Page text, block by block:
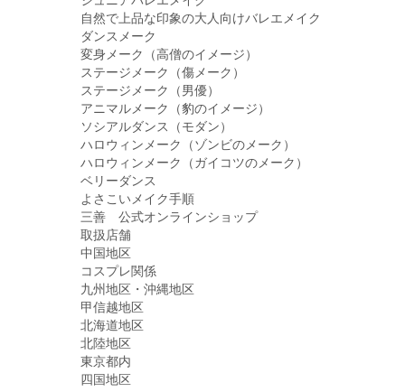
自然で上品な印象の大人向けバレエメイク
ダンスメーク
変身メーク（高僧のイメージ）
ステージメーク（傷メーク）
ステージメーク（男優）
アニマルメーク（豹のイメージ）
ソシアルダンス（モダン）
ハロウィンメーク（ゾンビのメーク）
ハロウィンメーク（ガイコツのメーク）
ベリーダンス
よさこいメイク手順
三善 公式オンラインショップ
取扱店舗
中国地区
コスプレ関係
九州地区・沖縄地区
甲信越地区
北海道地区
北陸地区
東京都内
四国地区